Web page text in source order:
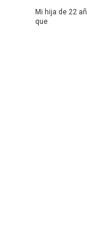
Mi hija de 22
que